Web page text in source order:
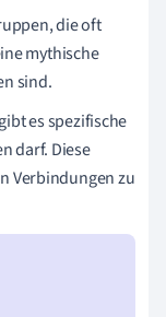
die oft
mythische
sind.
es spezifische
darf. Diese
Verbindungen zu